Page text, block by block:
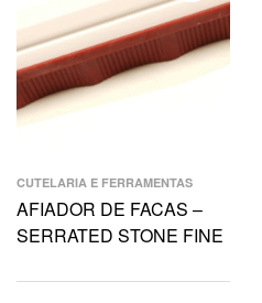
CUTELARIA E FERRAMENTAS
AFIADOR DE FACAS –
SERRATED STONE FINE